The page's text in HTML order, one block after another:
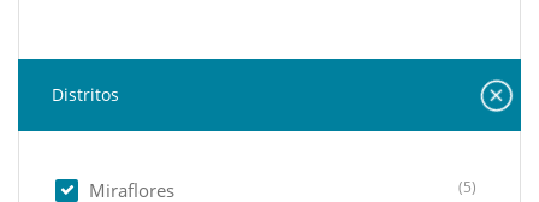
Distritos
Miraflores (5)